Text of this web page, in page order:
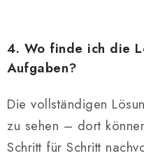
4. Wo finde ich die
Aufgaben?
Die vollständigen
zu sehen – dort
Schritt für Schritt